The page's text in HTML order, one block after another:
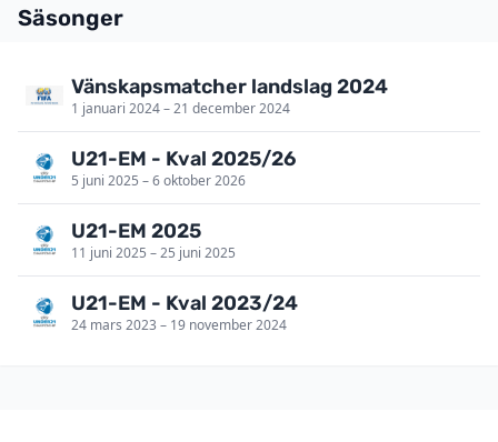
Säsonger
Vänskapsmatcher landslag 2024
1 januari 2024 – 21 december 2024
U21-EM - Kval 2025/26
5 juni 2025 – 6 oktober 2026
U21-EM 2025
11 juni 2025 – 25 juni 2025
U21-EM - Kval 2023/24
24 mars 2023 – 19 november 2024